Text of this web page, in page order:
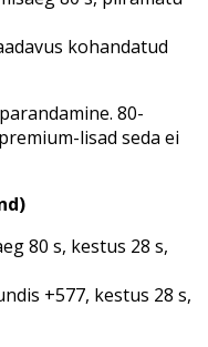
kohandatud
80-
lisad seda ei
80 s, kestus 28 s,
+577, kestus 28 s,